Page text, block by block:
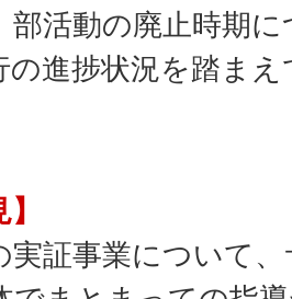
部活動の廃止時期
の進捗状況を踏ま
実証事業について